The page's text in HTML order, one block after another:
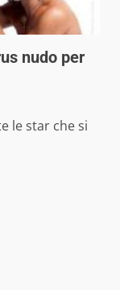
nudo per
le star che si